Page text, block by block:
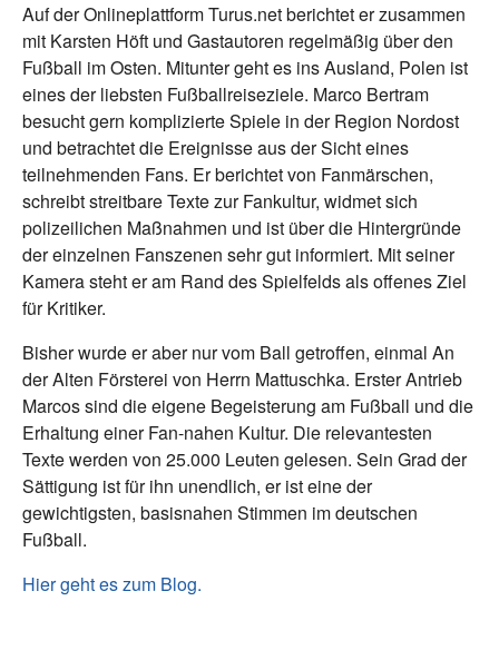
Auf der Onlineplattform Turus.net berichtet er zusammen
mit Karsten Höft und Gastautoren regelmäßig über den
Fußball im Osten. Mitunter geht es ins Ausland, Polen ist
eines der liebsten Fußballreiseziele. Marco Bertram
besucht gern komplizierte Spiele in der Region Nordost
und betrachtet die Ereignisse aus der Sicht eines
teilnehmenden Fans. Er berichtet von Fanmärschen,
schreibt streitbare Texte zur Fankultur, widmet sich
polizeilichen Maßnahmen und ist über die Hintergründe
der einzelnen Fanszenen sehr gut informiert. Mit seiner
Kamera steht er am Rand des Spielfelds als offenes Ziel
für Kritiker.
Bisher wurde er aber nur vom Ball getroffen, einmal An
der Alten Försterei von Herrn Mattuschka. Erster Antrieb
Marcos sind die eigene Begeisterung am Fußball und die
Erhaltung einer Fan-nahen Kultur. Die relevantesten
Texte werden von 25.000 Leuten gelesen. Sein Grad der
Sättigung ist für ihn unendlich, er ist eine der
gewichtigsten, basisnahen Stimmen im deutschen
Fußball.
Hier geht es zum Blog.